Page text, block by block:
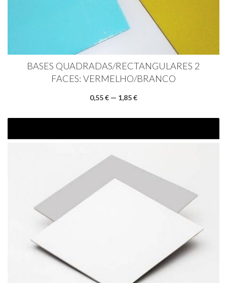
BASES QUADRADAS/RECTANGULARES 2
FACES: VERMELHO/BRANCO
0,55 € — 1,85 €